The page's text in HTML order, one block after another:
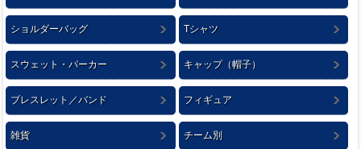
ショルダーバッグ Tシャツ
スウェット・パーカー キャップ（帽子）
ブレスレット／バンド フィギュア
雑貨 チーム別